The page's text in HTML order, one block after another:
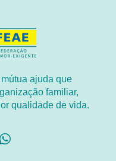
ajuda que
familiar,
qualidade de vida.